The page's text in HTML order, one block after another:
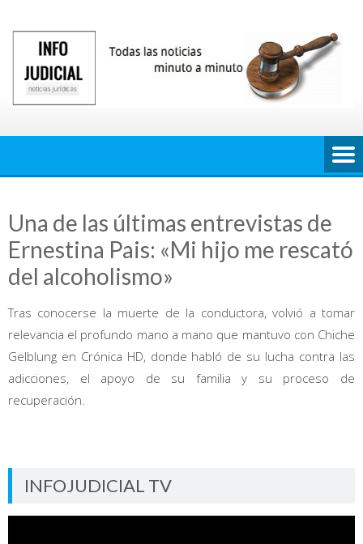
contenido
Una de las últimas entrevistas de
Ernestina Pais: «Mi hijo me rescató
del alcoholismo»
Tras conocerse la muerte de la conductora, volvió a tomar
relevancia el profundo mano a mano que mantuvo con Chiche
Gelblung en Crónica HD, donde habló de su lucha contra las
adicciones, el apoyo de su familia y su proceso de
recuperación.
INFOJUDICIAL TV